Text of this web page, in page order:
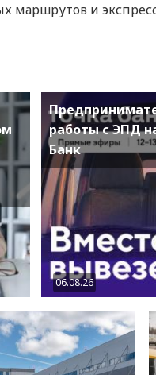
маршрутов и
работы с ЭПД
Банк
06.08.26